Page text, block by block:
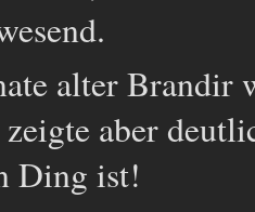
alter Brandir
aber
Ding ist!